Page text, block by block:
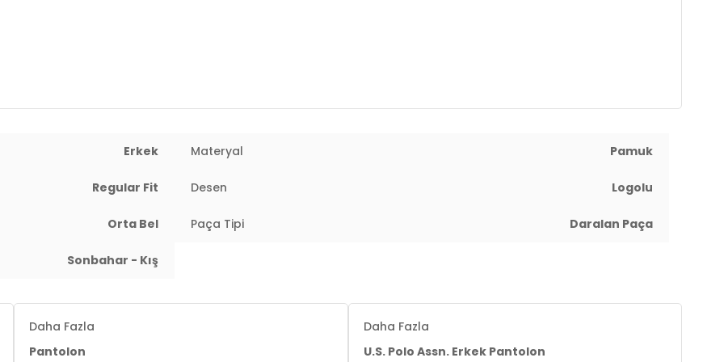
77 cm / Basen : 97 cm / Beden : M
Erkek Materyal Pamuk
Regular Fit Desen Logolu
Orta Bel Paça Tipi Daralan Paça
Sonbahar - Kış
Daha Fazla
Pantolon
Daha Fazla
U.S. Polo Assn. Erkek Pantolon